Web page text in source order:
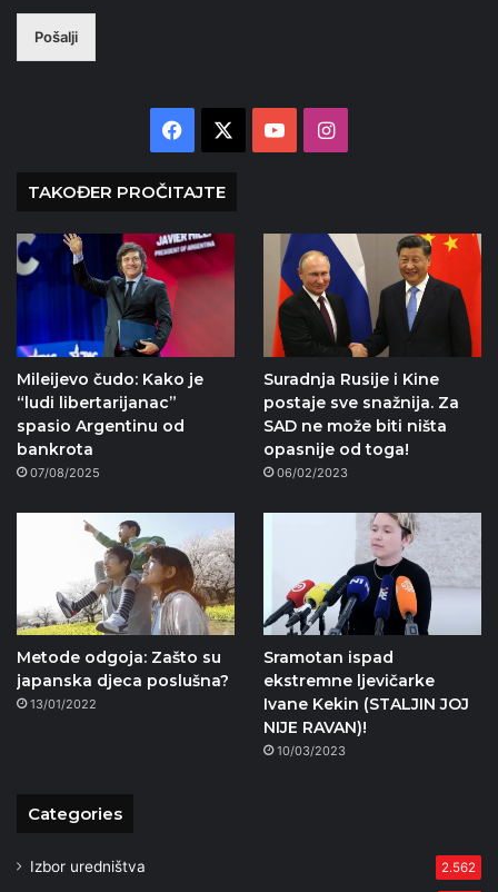
Pošalji
Facebook YouTubeInstagram
TAKOĐER PROČITAJTE
Mileijevo čudo: Kako je
“ludi libertarijanac”
spasio Argentinu od
bankrota
07/08/2025
Suradnja Rusije i Kine
postaje sve snažnija. Za
SAD ne može biti ništa
opasnije od toga!
06/02/2023
Metode odgoja: Zašto su
japanska djeca poslušna?
13/01/2022
Sramotan ispad
ekstremne ljevičarke
Ivane Kekin (STALJIN JOJ
NIJE RAVAN)!
10/03/2023
Categories
Izbor uredništva 2.562